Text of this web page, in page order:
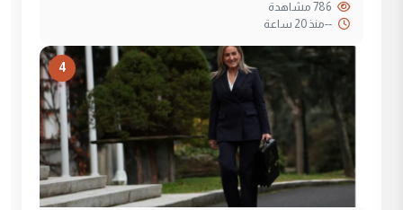
--منذ 20 ساعة
4